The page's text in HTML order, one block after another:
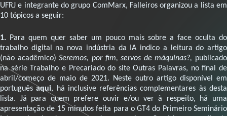
UFRJ e integrante do grupo ComMarx, Falleiros organizou a lista em
10 tópicos a seguir:
1. Para quem quer saber um pouco mais sobre a face oculta do
trabalho digital na nova indústria da IA indico a leitura do artigo
(não acadêmico)Seremos, por fim, servos de máquinas?, publicado
na série Trabalho e Precariado do site Outras Palavras, no final de
abril/começo de maio de 2021. Neste outro artigo disponível em
portuguêsaqui, há inclusive referências complementares às desta
lista. Já para quem prefere ouvir e/ou ver à respeito, há uma
apresentação de 15 minutos feita para o GT4 do Primeiro Seminário